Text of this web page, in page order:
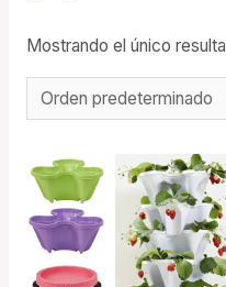
Mostrando el único